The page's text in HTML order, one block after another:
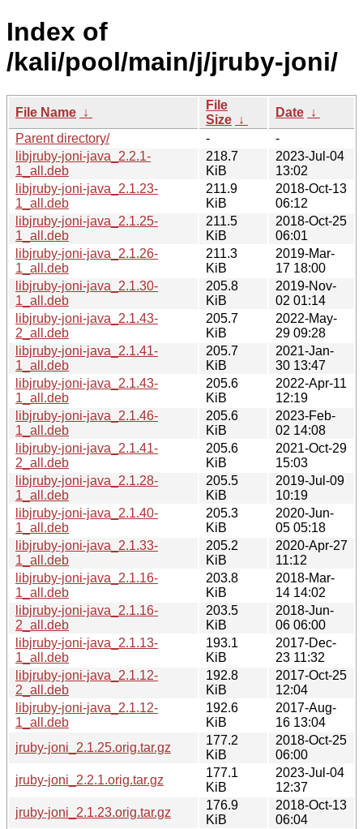
Index of
/kali/pool/main/j/jruby-joni/
File Name ↓
File
Size ↓
Date ↓
Parent directory/
-
-
libjruby-joni-java_2.2.1-
1_all.deb
218.7
KiB
2023-Jul-04
13:02
libjruby-joni-java_2.1.23-
1_all.deb
211.9
KiB
2018-Oct-13
06:12
libjruby-joni-java_2.1.25-
1_all.deb
211.5
KiB
2018-Oct-25
06:01
libjruby-joni-java_2.1.26-
1_all.deb
211.3
KiB
2019-Mar-
17 18:00
libjruby-joni-java_2.1.30-
1_all.deb
205.8
KiB
2019-Nov-
02 01:14
libjruby-joni-java_2.1.43-
2_all.deb
205.7
KiB
2022-May-
29 09:28
libjruby-joni-java_2.1.41-
1_all.deb
205.7
KiB
2021-Jan-
30 13:47
libjruby-joni-java_2.1.43-
1_all.deb
205.6
KiB
2022-Apr-11
12:19
libjruby-joni-java_2.1.46-
1_all.deb
205.6
KiB
2023-Feb-
02 14:08
libjruby-joni-java_2.1.41-
2_all.deb
205.6
KiB
2021-Oct-29
15:03
libjruby-joni-java_2.1.28-
1_all.deb
205.5
KiB
2019-Jul-09
10:19
libjruby-joni-java_2.1.40-
1_all.deb
205.3
KiB
2020-Jun-
05 05:18
libjruby-joni-java_2.1.33-
1_all.deb
205.2
KiB
2020-Apr-27
11:12
libjruby-joni-java_2.1.16-
1_all.deb
203.8
KiB
2018-Mar-
14 14:02
libjruby-joni-java_2.1.16-
2_all.deb
203.5
KiB
2018-Jun-
06 06:00
libjruby-joni-java_2.1.13-
1_all.deb
193.1
KiB
2017-Dec-
23 11:32
libjruby-joni-java_2.1.12-
2_all.deb
192.8
KiB
2017-Oct-25
12:04
libjruby-joni-java_2.1.12-
1_all.deb
192.6
KiB
2017-Aug-
16 13:04
jruby-joni_2.1.25.orig.tar.gz
177.2
KiB
2018-Oct-25
06:00
jruby-joni_2.2.1.orig.tar.gz
177.1
KiB
2023-Jul-04
12:37
jruby-joni_2.1.23.orig.tar.gz
176.9
KiB
2018-Oct-13
06:04